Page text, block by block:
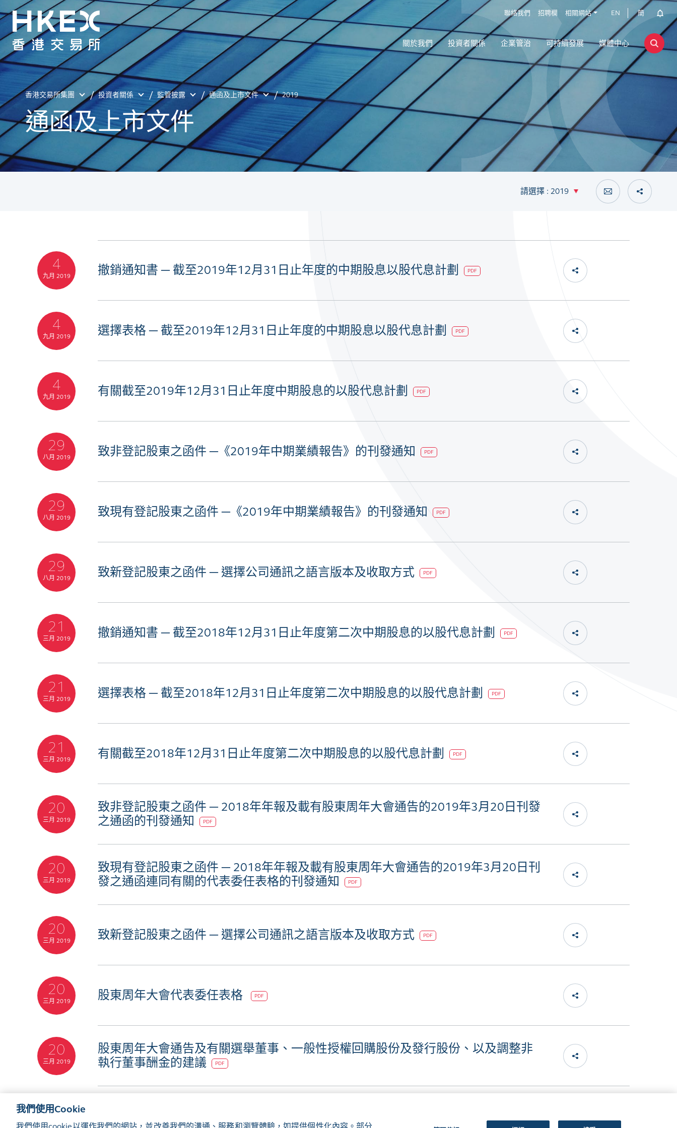
聯絡我們 招聘欄 相關網站 EN 簡
關於我們 投資者關係 企業管治 可持續發展 媒體中心
香港交易所集團 投資者關係 監管披露 通函及上市文件 2019
通函及上市文件
請選擇 : 2019
4
九月 2019 撤銷通知書 ─ 截至2019年12月31日止年度的中期股息以股代息計劃 PDF
4
九月 2019 選擇表格 ─ 截至2019年12月31日止年度的中期股息以股代息計劃 PDF
4
九月 2019 有關截至2019年12月31日止年度中期股息的以股代息計劃 PDF
29
八月 2019 致非登記股東之函件 ─《2019年中期業績報告》的刊發通知 PDF
29
八月 2019 致現有登記股東之函件 ─《2019年中期業績報告》的刊發通知 PDF
29
八月 2019 致新登記股東之函件 ─ 選擇公司通訊之語言版本及收取方式 PDF
21
三月 2019 撤銷通知書 ─ 截至2018年12月31日止年度第二次中期股息的以股代息計劃 PDF
21
三月 2019 選擇表格 ─ 截至2018年12月31日止年度第二次中期股息的以股代息計劃 PDF
21
三月 2019 有關截至2018年12月31日止年度第二次中期股息的以股代息計劃 PDF
20
三月 2019
致非登記股東之函件 ─ 2018年年報及載有股東周年大會通告的2019年3月20日刊發
之通函的刊發通知
PDF
20
三月 2019
致現有登記股東之函件 ─ 2018年年報及載有股東周年大會通告的2019年3月20日刊
發之通函連同有關的代表委任表格的刊發通知
PDF
20
三月 2019 致新登記股東之函件 ─ 選擇公司通訊之語言版本及收取方式 PDF
20
三月 2019 股東周年大會代表委任表格 PDF
20
三月 2019
股東周年大會通告及有關選舉董事、一般性授權回購股份及發行股份、以及調整非
執行董事酬金的建議
PDF
我們使用Cookie